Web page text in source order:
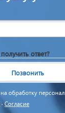
ответ?
Позвонить
на обработку
·Согласие